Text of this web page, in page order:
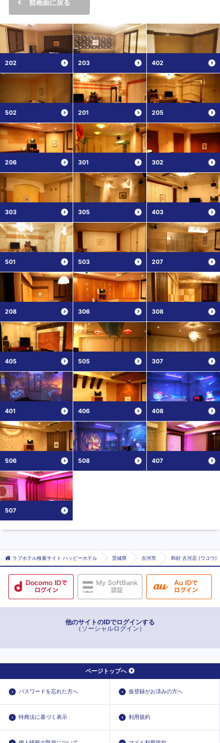
前画面に戻る
202 203 402
502 201 205
206 301 302
303 305 403
501 503 207
208 306 308
405 505 307
401 406 408
506 508 407
507
ラブホテル検索サイト ハッピーホテル 茨城県 古河市 和好 古河店 (ワコウ)
他のサイトのIDでログインする
（ソーシャルログイン）
ページトップへ
パスワードを忘れた方へ 仮登録がお済みの方へ
特商法に基づく表示 利用規約